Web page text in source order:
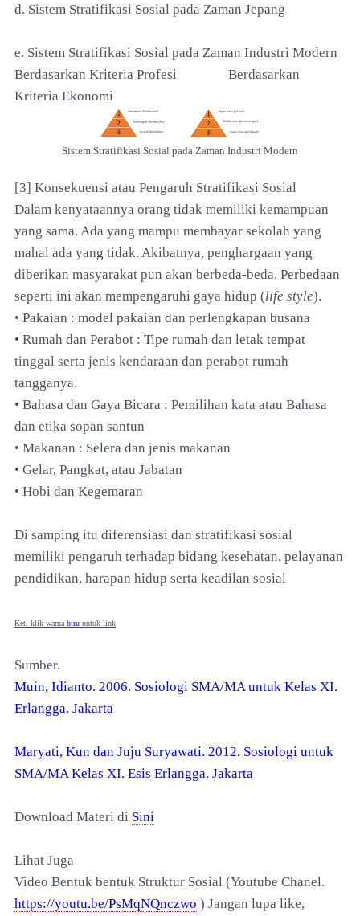
d. Sistem Stratifikasi Sosial pada Zaman Jepang
e. Sistem Stratifikasi Sosial pada Zaman Industri Modern
Berdasarkan Kriteria Profesi Berdasarkan
Kriteria Ekonomi
Sistem Stratifikasi Sosial pada Zaman Industri Modern
[3] Konsekuensi atau Pengaruh Stratifikasi Sosial
Dalam kenyataannya orang tidak memiliki kemampuan
yang sama. Ada yang mampu membayar sekolah yang
mahal ada yang tidak. Akibatnya, penghargaan yang
diberikan masyarakat pun akan berbeda-beda. Perbedaan
seperti ini akan mempengaruhi gaya hidup (life style).
• Pakaian : model pakaian dan perlengkapan busana
• Rumah dan Perabot : Tipe rumah dan letak tempat
tinggal serta jenis kendaraan dan perabot rumah
tangganya.
• Bahasa dan Gaya Bicara : Pemilihan kata atau Bahasa
dan etika sopan santun
• Makanan : Selera dan jenis makanan
• Gelar, Pangkat, atau Jabatan
• Hobi dan Kegemaran
Di samping itu diferensiasi dan stratifikasi sosial
memiliki pengaruh terhadap bidang kesehatan, pelayanan
pendidikan, harapan hidup serta keadilan sosial
Ket. klik warna biru untuk link
Sumber.
Muin, Idianto. 2006. Sosiologi SMA/MA untuk Kelas XI.
Erlangga. Jakarta
Maryati, Kun dan Juju Suryawati. 2012. Sosiologi untuk
SMA/MA Kelas XI. Esis Erlangga. Jakarta
Download Materi di Sini
Lihat Juga
Video Bentuk bentuk Struktur Sosial (Youtube Chanel.
https://youtu.be/PsMqNQnczwo ) Jangan lupa like,